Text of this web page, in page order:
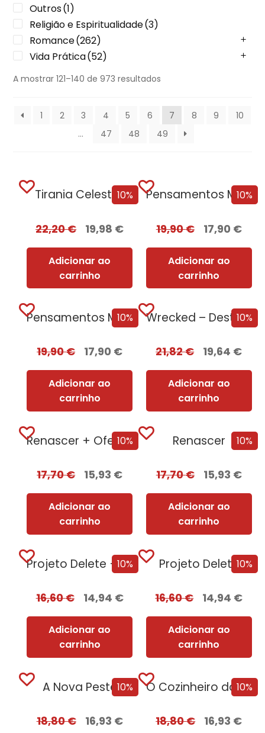
Outros(1)
Religião e Espiritualidade(3)
Romance(262)
Vida Prática(52)
A mostrar 121–140 de 973 resultados
1 2 3 4 5 6 7 8 9
10
…
47 48 49
10%
Tirania Celestial
22,20€ 19,98 €
Adicionar ao
carrinho
10%
Pensamentos Malignos + Oferta A Pequena Livraria...
19,90€ 17,90 €
Adicionar ao
carrinho
10%
Pensamentos Malignos
19,90€ 17,90 €
Adicionar ao
carrinho
10%
Wrecked – Destruição e Ruína
21,82€ 19,64 €
Adicionar ao
carrinho
10%
Renascer + Oferta Corpus
17,70€ 15,93 €
Adicionar ao
carrinho
10%
Renascer
17,70€ 15,93 €
Adicionar ao
carrinho
10%
Projeto Delete + Oferta Nemesis
16,60€ 14,94 €
Adicionar ao
carrinho
10%
Projeto Delete
16,60€ 14,94 €
Adicionar ao
carrinho
10%
A Nova Peste
18,80€ 16,93 €
10%
O Cozinheiro da Rainha Adúltera
18,80€ 16,93 €